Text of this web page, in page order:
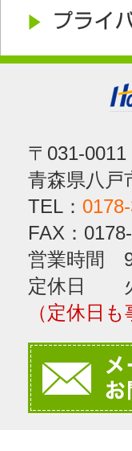
〒031-0011
青森県八戸
TEL：
FAX：
営業時間
定休日
（定休日